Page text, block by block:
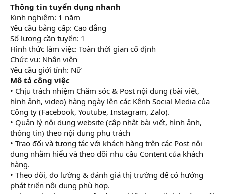
Thông tin tuyển dụng nhanh
Kinh nghiệm: 1 năm
Yêu cầu bằng cấp: Cao đẳng
Số lượng cần tuyển: 1
Hình thức làm việc: Toàn thời gian cố định
Chức vụ: Nhân viên
Yêu cầu giới tính: Nữ
Mô tả công việc
• Chịu trách nhiệm Chăm sóc & Post nội dung (bài viết,
hình ảnh, video) hàng ngày lên các Kênh Social Media của
Công ty (Facebook, Youtube, Instagram, Zalo).
• Quản lý nội dung website (cập nhật bài viết, hình ảnh,
thông tin) theo nội dung phụ trách
• Trao đổi và tương tác với khách hàng trên các Post nội
dung nhằm hiểu và theo dõi nhu cầu Content của khách
hàng.
• Theo dõi, đo lường & đánh giá thị trường đế có hướng
phát triển nội dung phù hợp.